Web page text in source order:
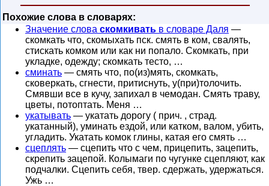
Похожие слова в словарях:
Значение слова скомкивать в словаре Даля —
скомкать что, скомыхать пск. смять в ком, свалять,
стискать комком или как ни попало. Скомкать, при
укладке, одежду; скомкать тесто, …
сминать — смять что, по(из)мять, скомкать,
сковеркать, сгнести, притиснуть, у(при)толочить.
Смявши все в кучу, запихал в чемодан. Смять траву,
цветы, потоптать. Меня …
укатывать — укатать дорогу ( прич. , страд.
укатанный), уминать ездой, или катком, валом, убить,
угладить. Укатать комок глины, катая его смять …
сцеплять — сцепить что с чем, прицепить, зацепить,
скрепить зацепой. Колымаги по чугунке сцепляют, как
подчалки. Сцепить себя, твер. сдержать, удержаться.
Ужь …